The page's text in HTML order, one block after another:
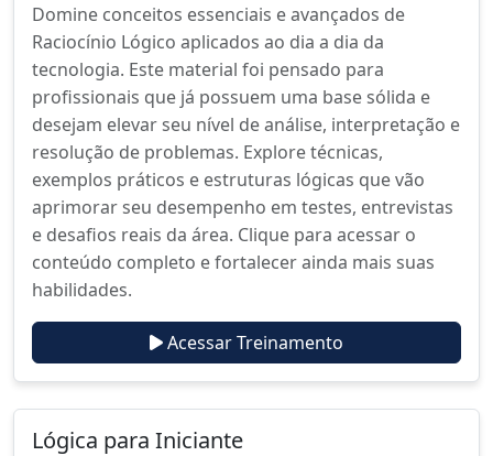
Domine conceitos essenciais e avançados de
Raciocínio Lógico aplicados ao dia a dia da
tecnologia. Este material foi pensado para
profissionais que já possuem uma base sólida e
desejam elevar seu nível de análise, interpretação e
resolução de problemas. Explore técnicas,
exemplos práticos e estruturas lógicas que vão
aprimorar seu desempenho em testes, entrevistas
e desafios reais da área. Clique para acessar o
conteúdo completo e fortalecer ainda mais suas
habilidades.
Acessar Treinamento
Lógica para Iniciante